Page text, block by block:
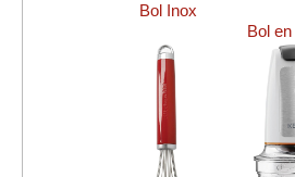
Bol Inox
Bol